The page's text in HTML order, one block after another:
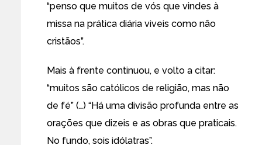
“penso que muitos de vós que vindes à
missa na prática diária viveis como não
cristãos”.
Mais à frente continuou, e volto a citar:
“muitos são católicos de religião, mas não
de fé” (…) “Há uma divisão profunda entre as
orações que dizeis e as obras que praticais.
No fundo, sois idólatras”.